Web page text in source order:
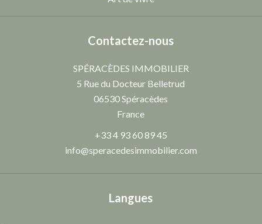
Contactez-nous
SPÉRACÈDES IMMOBILIER
5 Rue du Docteur Belletrud
06530Spéracèdes
France
+33 4 93 60 89 45
info@speracedesimmobilier.com
Langues